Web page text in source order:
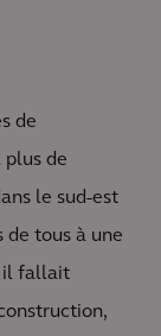
de
plus de
le sud-est
de tous à une
il fallait